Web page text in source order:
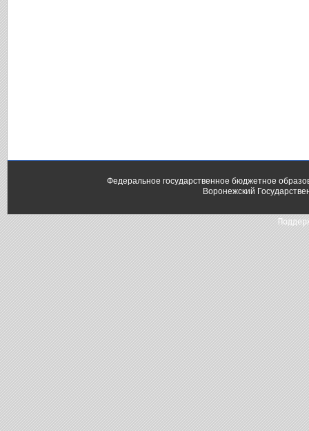
Федеральное государственное бюджетное
Воронежский